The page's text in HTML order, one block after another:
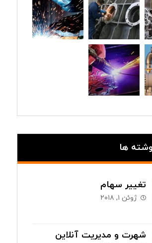
ها
تغییر سهام
ژوئن ۱, ۲۰۱۸
شهرت و مدیریت آنلاین